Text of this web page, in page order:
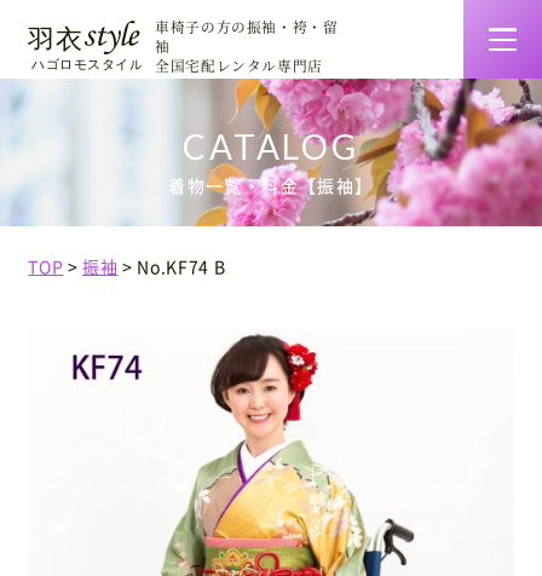
車椅子の方の振袖・袴・留
袖
全国宅配レンタル専門店
羽衣スタイルの特徴
着物一覧・料金
お客様の声
着せ方マニュアル
着物一覧・料金【振袖】
TOP 振袖 No.KF74 B